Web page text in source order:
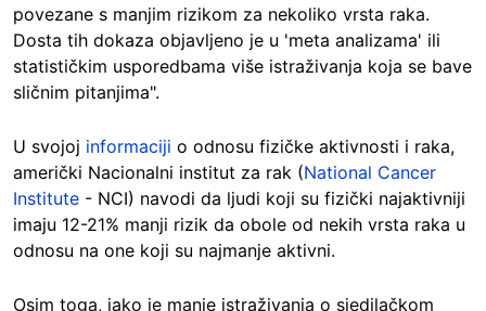
povezane s manjim rizikom za nekoliko vrsta raka.
Dosta tih dokaza objavljeno je u 'meta analizama' ili
statističkim usporedbama više istraživanja koja se bave
sličnim pitanjima".
U svojoj informaciji o odnosu fizičke aktivnosti i raka,
američki Nacionalni institut za rak (National Cancer
Institute - NCI) navodi da ljudi koji su fizički najaktivniji
imaju 12-21% manji rizik da obole od nekih vrsta raka u
odnosu na one koji su najmanje aktivni.
Osim toga, iako je manje istraživanja o sjedilačkom